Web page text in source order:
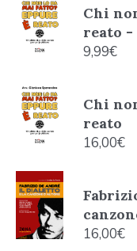
Chi
reato -
9,99€
Chi
reato
16,00€
16,00€